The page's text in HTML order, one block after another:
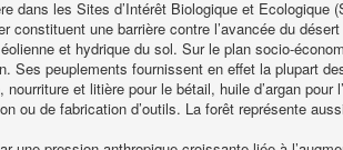
dans les Sites d’Intérêt Biologique et Ecologique
constituent une barrière contre l’avancée du
et hydrique du sol. Sur le plan socio-
Ses peuplements fournissent en effet la plupart
et litière pour le bétail, huile d’argan pour
ou de fabrication d’outils. La forêt représente